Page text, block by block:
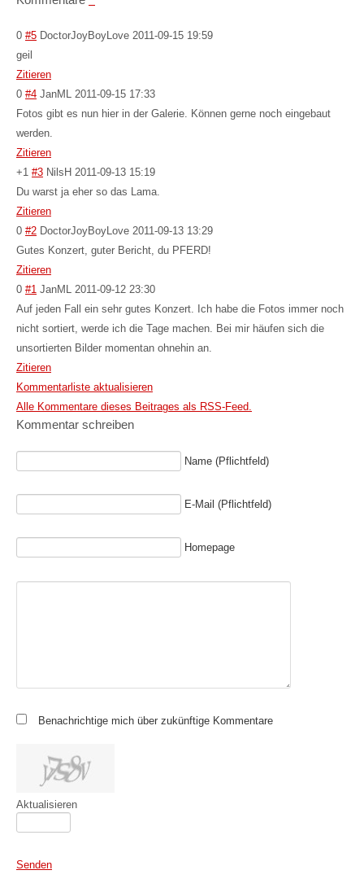
0 #5 DoctorJoyBoyLove 2011-09-15 19:59
geil
Zitieren
0 #4 JanML
2011-09-15 17:33
Fotos gibt es nun hier in der Galerie. Können gerne noch eingebaut
werden.
Zitieren
+1 #3 NilsH 2011-09-13 15:19
Du warst ja eher so das Lama.
Zitieren
0 #2 DoctorJoyBoyLove 2011-09-13 13:29
Gutes Konzert, guter Bericht, du PFERD!
Zitieren
0 #1 JanML
2011-09-12 23:30
Auf jeden Fall ein sehr gutes Konzert. Ich habe die Fotos immer noch
nicht sortiert, werde ich die Tage machen. Bei mir häufen sich die
unsortierten Bilder momentan ohnehin an.
Zitieren
Kommentarliste aktualisieren
Alle Kommentare dieses Beitrages als RSS-Feed.
Kommentar schreiben
Name (Pflichtfeld)
E-Mail (Pflichtfeld)
Homepage
Benachrichtige mich über zukünftige Kommentare
Aktualisieren
Senden